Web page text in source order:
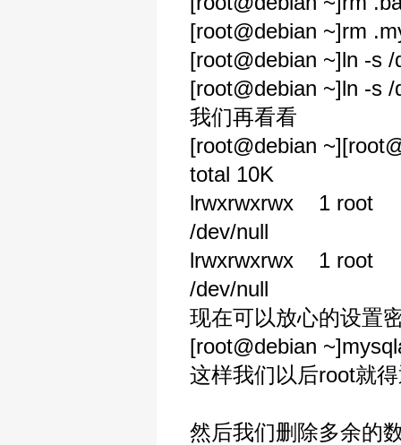
[root@debian ~]rm
[root@debian ~]ln -s
[root@debian ~]ln -s
我们再看看
[root@debian
total 10K
lrwxrwxrwx 1 root
/dev/null
lrwxrwxrwx 1 root
/dev/null
现在可以放心的设置
[root@debian
这样我们以后root就
然后我们删除多余的